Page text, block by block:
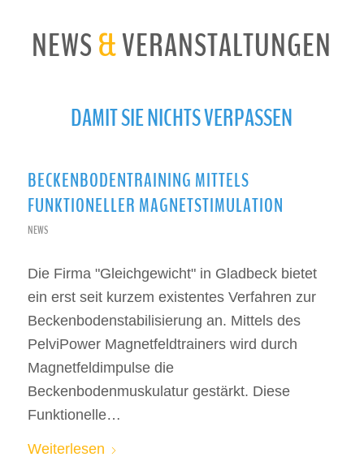
NEWS&VERANSTALTUNGEN
DAMIT SIE NICHTS VERPASSEN
BECKENBODENTRAINING MITTELS
FUNKTIONELLER MAGNETSTIMULATION
NEWS
Die Firma "Gleichgewicht" in Gladbeck bietet
ein erst seit kurzem existentes Verfahren zur
Beckenbodenstabilisierung an. Mittels des
PelviPower Magnetfeldtrainers wird durch
Magnetfeldimpulse die
Beckenbodenmuskulatur gestärkt. Diese
Funktionelle…
Weiterlesen